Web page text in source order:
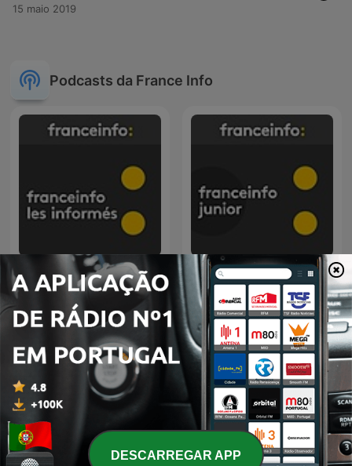
15 maio 2019
Podcasts da France Info
franceinfo: Les informés franceinfo: junior
DESCARREGAR APP